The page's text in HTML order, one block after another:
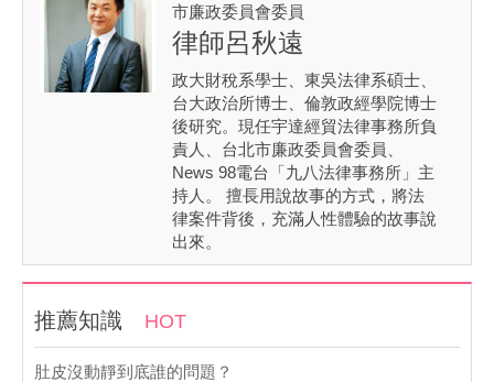
市廉政委員會委員
律師呂秋遠
政大財稅系學士、東吳法律系碩士、
台大政治所博士、倫敦政經學院博士
後研究。現任宇達經貿法律事務所負
責人、台北市廉政委員會委員、
News 98電台「九八法律事務所」主
持人。 擅長用說故事的方式，將法
律案件背後，充滿人性體驗的故事說
出來。
推薦知識 HOT
肚皮沒動靜到底誰的問題？